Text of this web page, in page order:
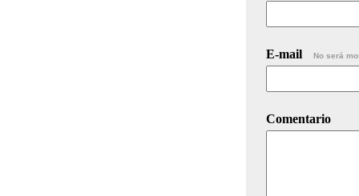
E-mail No será
Comentario